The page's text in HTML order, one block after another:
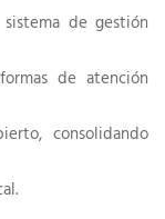
de gestión
de atención
consolidando